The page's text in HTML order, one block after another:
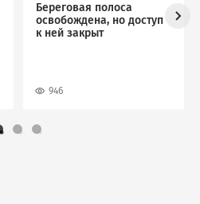
Береговая полоса
освобождена, но доступ
к ней закрыт
946